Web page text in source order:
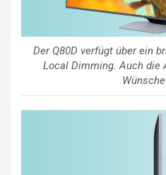
Der Q80D verfügt über ein
Local Dimming. Auch die